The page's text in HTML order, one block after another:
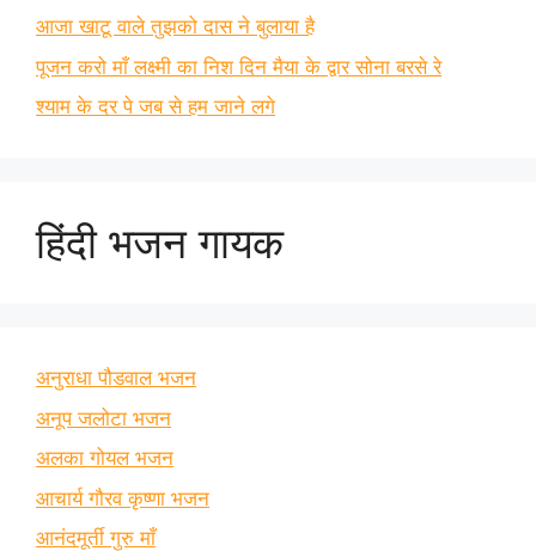
आजा खाटू वाले तुझको दास ने बुलाया है
पूजन करो माँ लक्ष्मी का निश दिन मैया के द्वार सोना बरसे रे
श्याम के दर पे जब से हम जाने लगे
हिंदी भजन गायक
अनुराधा पौडवाल भजन
अनूप जलोटा भजन
अलका गोयल भजन
आचार्य गौरव कृष्णा भजन
आनंदमूर्ती गुरु माँ